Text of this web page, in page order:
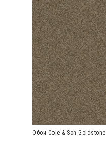
Обои Cole & Son Goldstone